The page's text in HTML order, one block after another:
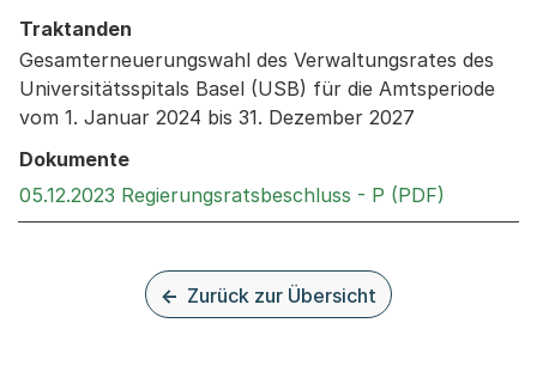
Traktanden
Gesamterneuerungswahl des Verwaltungsrates des
Universitätsspitals Basel (USB) für die Amtsperiode
vom 1. Januar 2024 bis 31. Dezember 2027
Dokumente
05.12.2023 Regierungsratsbeschluss - P (PDF)
Zurück zur Übersicht